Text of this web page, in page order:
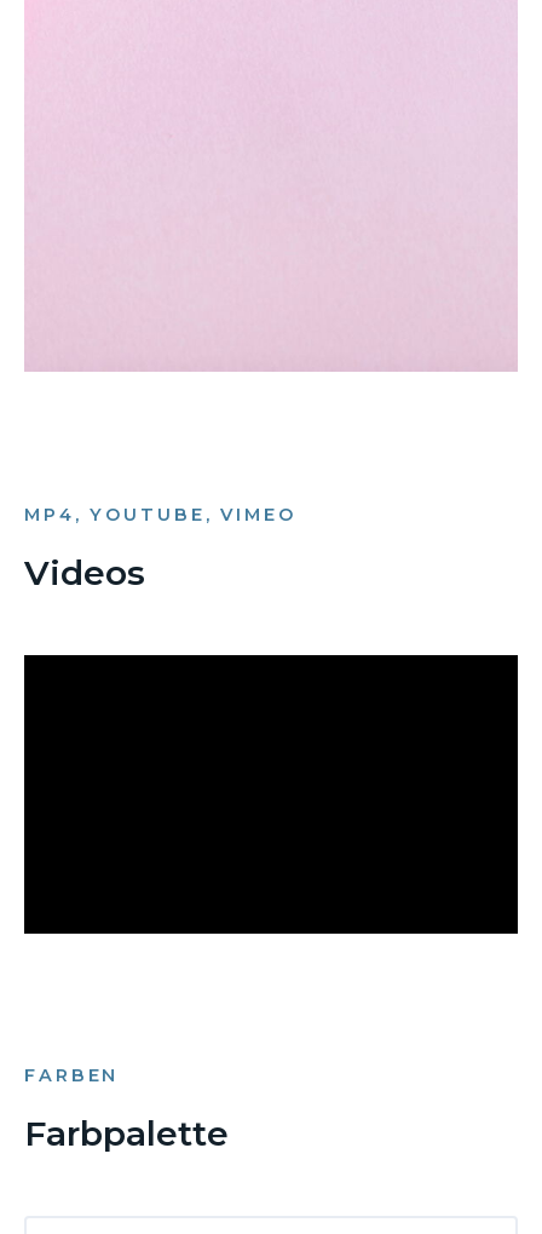
MP4, YOUTUBE, VIMEO
Videos
FARBEN
Farbpalette